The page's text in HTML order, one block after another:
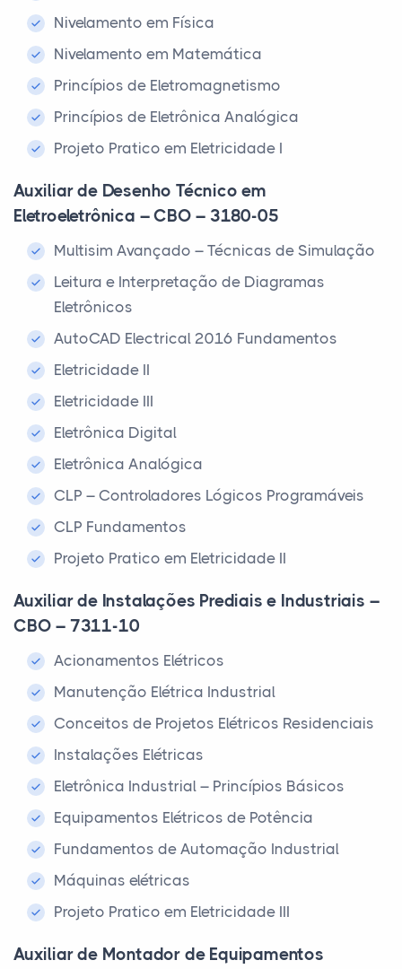
Nivelamento em Física
Nivelamento em Matemática
Princípios de Eletromagnetismo
Princípios de Eletrônica Analógica
Projeto Pratico em Eletricidade I
Auxiliar de Desenho Técnico em
Eletroeletrônica – CBO – 3180-05
Multisim Avançado – Técnicas de Simulação
Leitura e Interpretação de Diagramas
Eletrônicos
AutoCAD Electrical 2016 Fundamentos
Eletricidade II
Eletricidade III
Eletrônica Digital
Eletrônica Analógica
CLP – Controladores Lógicos Programáveis
CLP Fundamentos
Projeto Pratico em Eletricidade II
Auxiliar de Instalações Prediais e Industriais –
CBO – 7311-10
Acionamentos Elétricos
Manutenção Elétrica Industrial
Conceitos de Projetos Elétricos Residenciais
Instalações Elétricas
Eletrônica Industrial – Princípios Básicos
Equipamentos Elétricos de Potência
Fundamentos de Automação Industrial
Máquinas elétricas
Projeto Pratico em Eletricidade III
Auxiliar de Montador de Equipamentos